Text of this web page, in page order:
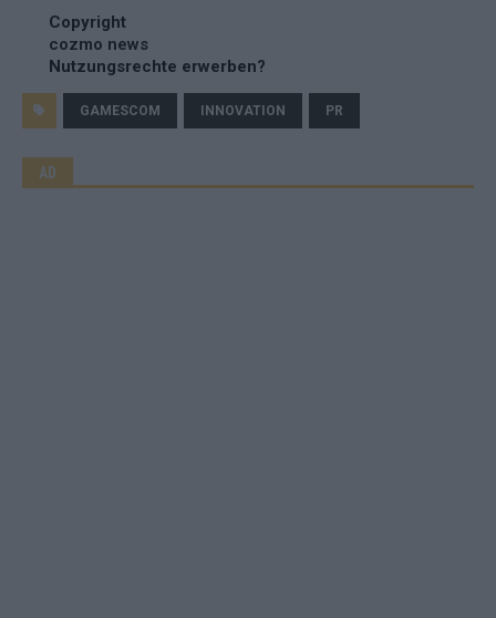
Copyright
cozmo news
Nutzungsrechte erwerben?
GAMESCOM INNOVATION PR
AD